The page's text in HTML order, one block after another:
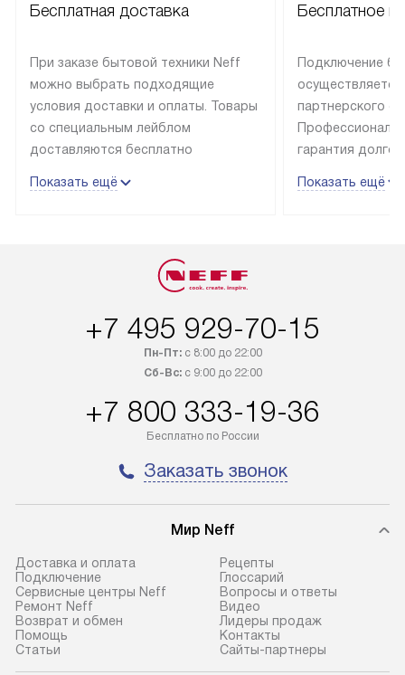
Бесплатная доставка
При заказе бытовой техники Neff
можно выбрать подходящие
условия доставки и оплаты. Товары
со специальным лейблом
доставляются бесплатно
до подъезда, отдельная доставка
оплачивается дополнительно. Если
товар в наличии, он может быть
трех дней. Доставка в Санкт-
осуществляется через
100% предоплаты мы бесплатно
транспортной компании в городе
В оговоренный день служба
доставки доставит упакованный
прибор до подъезда. Если
требуется переместить прибор
Показать ещё
Бесплатное
Подключение
партнерского
гарантия
и Санкт-
по монтажу
гарантия в
предполагают
установленной
Показать ещё
+7 495 929-70-15
Пн-Пт:с 8:00 до 22:00
Сб-Вс:с 9:00 до 22:00
+7 800 333-19-36
Бесплатно по России
Заказать звонок
Мир Neff
Доставка и оплата
Подключение
Сервисные центры Neff
Ремонт Neff
Возврат и обмен
Помощь
Статьи
Рецепты
Глоссарий
Вопросы и ответы
Видео
Лидеры продаж
Контакты
Сайты-партнеры